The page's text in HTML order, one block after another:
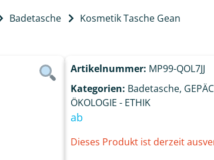
Badetasche Kosmetik Tasche Gean
Artikelnummer: MP99-QOL7JJ
Kategorien: Badetasche,
ÖKOLOGIE - ETHIK
ab
Dieses Produkt ist derzeit